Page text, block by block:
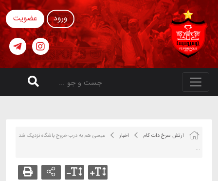
ورود عضویت
ارتش سرخ دات کام اخبار
عیسی هم به درب خروج باشگاه نزدیک شد
...